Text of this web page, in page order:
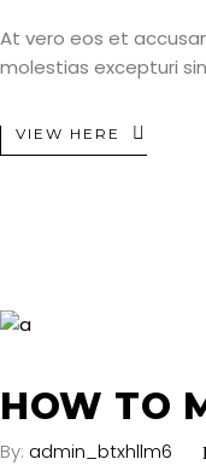
At vero eos et
molestias excepturi
VIEW HERE
HOW TO
By: admin_btxhllm6